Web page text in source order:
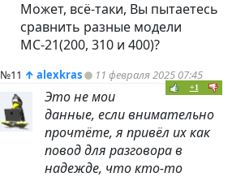
Может, всё-таки, Вы пытаетесь
сравнить разные модели
МС-21(200, 310 и 400)?
№11 ↑ alexkras 11 февраля 2025 07:45
+1
Это не мои
данные, если внимательно
прочтёте, я привёл их как
повод для разговора в
надежде, что кто-то